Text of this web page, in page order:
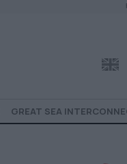
GREAT SEA